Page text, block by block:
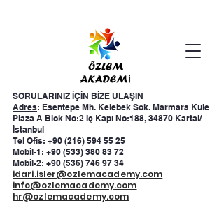
SORULARINIZ İÇİN BİZE ULAŞIN
Adres: Esentepe Mh. Kelebek Sok. Marmara Kule
Plaza A Blok No:2 İç Kapı No:188, 34870 Kartal/
İstanbul
Tel Ofis: +90 (216) 594 55 25
Mobil-1: +90 (533) 380 83 72
Mobil-2: +90 (536) 746 97 34
idari.isler@ozlemacademy.com
info@ozlemacademy.com
hr@ozlemacademy.com